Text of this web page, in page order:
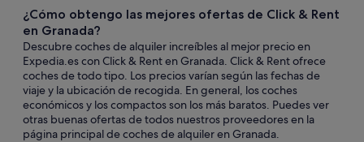
¿Cómo obtengo las mejores ofertas de Click & Rent
en Granada?
Descubre coches de alquiler increíbles al mejor precio en
Expedia.es con Click & Rent en Granada. Click & Rent ofrece
coches de todo tipo. Los precios varían según las fechas de
viaje y la ubicación de recogida. En general, los coches
económicos y los compactos son los más baratos. Puedes ver
otras buenas ofertas de todos nuestros proveedores en la
página principal de coches de alquiler en Granada.